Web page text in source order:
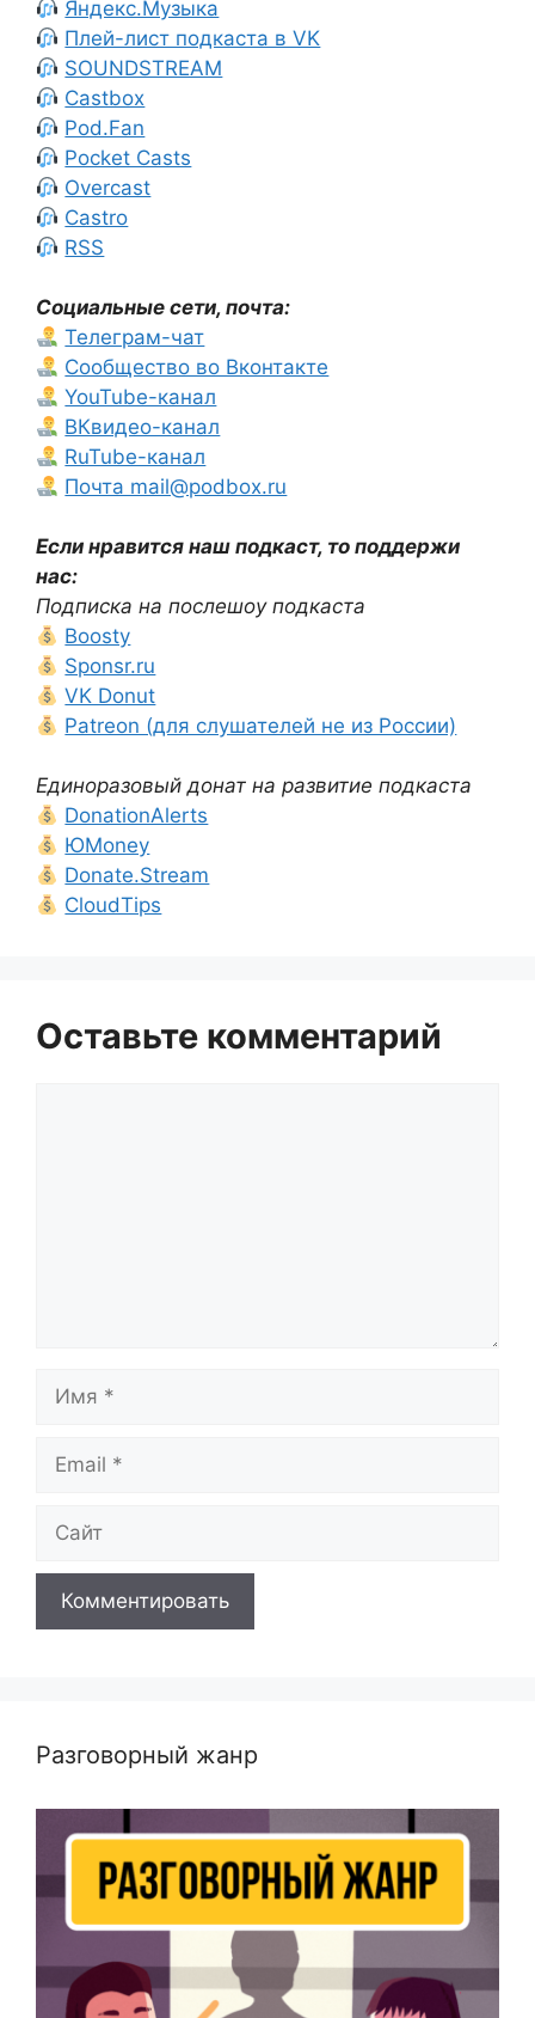
Яндекс.Музыка
Плей-лист подкаста в VK
SOUNDSTREAM
Castbox
Pod.Fan
Pocket Casts
Overcast
Castro
RSS
Социальные сети, почта:
Телеграм-чат
Сообщество во Вконтакте
YouTube-канал
ВКвидео-канал
RuTube-канал
Почта mail@podbox.ru
Если нравится наш подкаст, то поддержи
нас:
Подписка на послешоу подкаста
Boosty
Sponsr.ru
VK Donut
Patreon (для слушателей не из России)
Единоразовый донат на развитие подкаста
DonationAlerts
ЮMoney
Donate.Stream
CloudTips
Оставьте комментарий
Имя
Email
Сайт
Разговорный жанр